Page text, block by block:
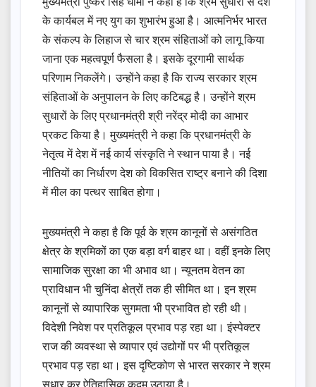
के कार्यबल में नए युग का शुभारंभ हुआ है। आत्मनिर्भर भारत
के संकल्प के लिहाज से चार श्रम संहिताओं को लागू किया
जाना एक महत्वपूर्ण फैसला है। इसके दूरगामी सार्थक
परिणाम निकलेंगे। उन्होंने कहा है कि राज्य सरकार श्रम
संहिताओं के अनुपालन के लिए कटिबद्ध है। उन्होंने श्रम
सुधारों के लिए प्रधानमंत्री श्री नरेंद्र मोदी का आभार
प्रकट किया है। मुख्यमंत्री ने कहा कि प्रधानमंत्री के
नेतृत्व में देश में नई कार्य संस्कृति ने स्थान पाया है। नई
नीतियों का निर्धारण देश को विकसित राष्ट्र बनाने की दिशा
में मील का पत्थर साबित होगा।
मुख्यमंत्री ने कहा है कि पूर्व के श्रम कानूनों से असंगठित
क्षेत्र के श्रमिकों का एक बड़ा वर्ग बाहर था। वहीं इनके लिए
सामाजिक सुरक्षा का भी अभाव था। न्यूनतम वेतन का
प्राविधान भी चुनिंदा क्षेत्रों तक ही सीमित था। इन श्रम
कानूनों से व्यापारिक सुगमता भी प्रभावित हो रही थी।
विदेशी निवेश पर प्रतिकूल प्रभाव पड़ रहा था। इंस्पेक्टर
राज की व्यवस्था से व्यापार एवं उद्योगों पर भी प्रतिकूल
प्रभाव पड़ रहा था। इस दृष्टिकोण से भारत सरकार ने श्रम